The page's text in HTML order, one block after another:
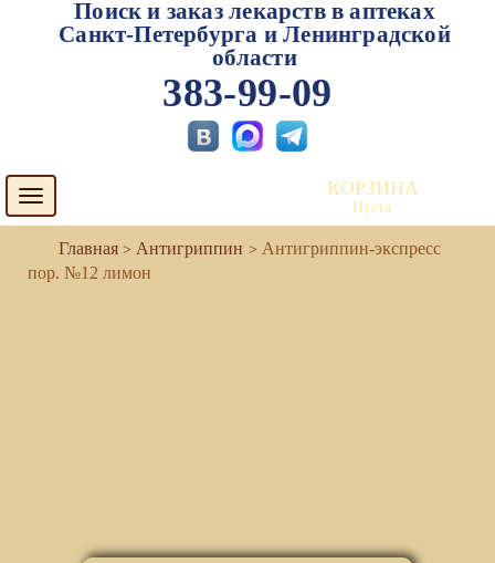
Поиск и заказ лекарств в аптеках
Санкт-Петербурга и Ленинградской
области
383-99-09
Toggle
navigation
КОРЗИНА
Пуста
Антигриппин
Антигриппин-экспресс
пор. №12 лимон